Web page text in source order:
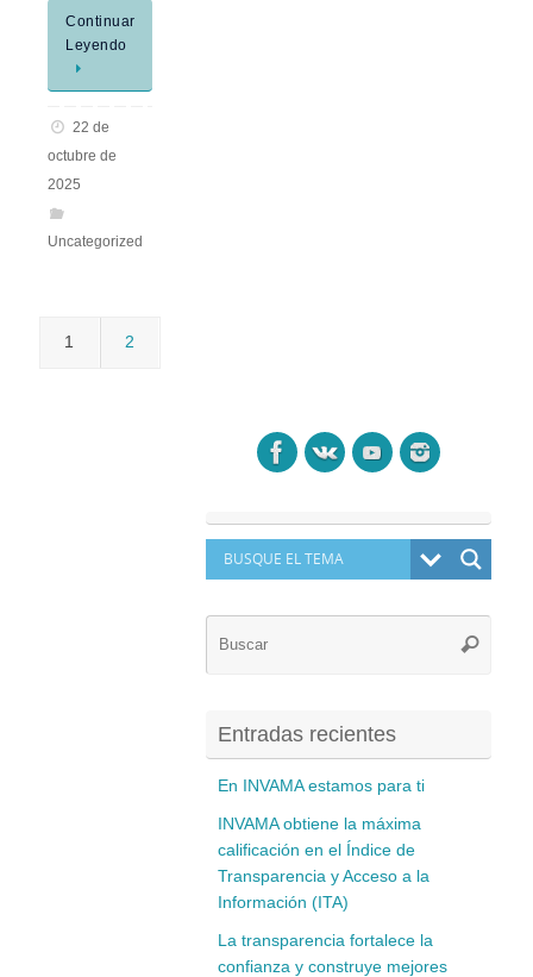
Continuar
Leyendo
22 de
octubre de
2025
Uncategorized
1 2
Buscar
Entradas recientes
En INVAMA estamos para ti
INVAMA obtiene la máxima
calificación en el Índice de
Transparencia y Acceso a la
Información (ITA)
La transparencia fortalece la
confianza y construye mejores